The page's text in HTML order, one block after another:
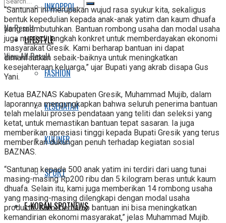
No Result
View All Result
INKOPPOL
LIFESTYLE
FASHION
KESEHATAN
KULINER
SPORT
E-KORAN SPOTNEWS
“Santunan ini merupakan wujud rasa syukur kita, sekaligus
bentuk kepedulian kepada anak-anak yatim dan kaum dhuafa
yang membutuhkan. Bantuan rombong usaha dan modal usaha
juga menjadi langkah konkret untuk memberdayakan ekonomi
masyarakat Gresik. Kami berharap bantuan ini dapat
dimanfaatkan sebaik-baiknya untuk meningkatkan
kesejahteraan keluarga,” ujar Bupati yang akrab disapa Gus
Yani.
Ketua BAZNAS Kabupaten Gresik, Muhammad Mujib, dalam
laporannya mengungkapkan bahwa seluruh penerima bantuan
telah melalui proses pendataan yang teliti dan seleksi yang
ketat, untuk memastikan bantuan tepat sasaran. Ia juga
memberikan apresiasi tinggi kepada Bupati Gresik yang terus
memberikan dukungan penuh terhadap kegiatan sosial
BAZNAS.
“Santunan kepada 500 anak yatim ini terdiri dari uang tunai
masing-masing Rp200 ribu dan 5 kilogram beras untuk kaum
dhuafa. Selain itu, kami juga memberikan 14 rombong usaha
yang masing-masing dilengkapi dengan modal usaha
produktif. Kami berharap bantuan ini bisa meningkatkan
kemandirian ekonomi masyarakat,” jelas Muhammad Mujib.